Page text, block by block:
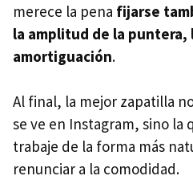
merece la pena fijarse
la amplitud de la puntera,
amortiguación.
Al final, la mejor zapatilla
se ve en Instagram, sino la
trabaje de la forma más
renunciar a la comodidad.